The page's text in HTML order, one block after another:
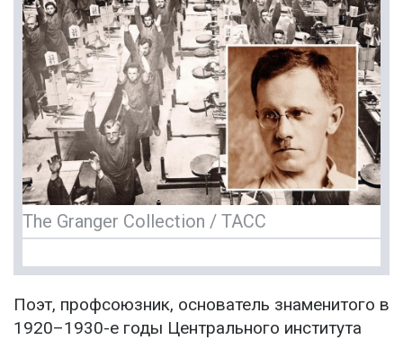
The Granger Collection / ТАСС
Поэт, профсоюзник, основатель знаменитого в
1920–1930-е годы Центрального института